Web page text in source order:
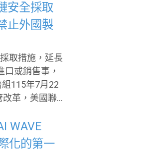
合的科研技
間。 未來
臺超過百項
藥與醫材、
科研成果與產
屬技術導覽及
安全採取
止外國製
取措施，延長
或銷售事，
告豁免「Blu
限可至2027
WAVE
化的第一